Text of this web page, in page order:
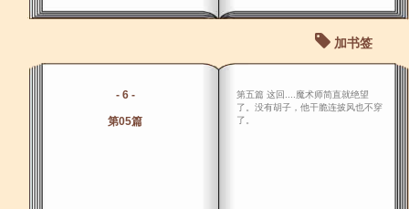
加书签
- 6 -
第05篇
第五篇 这回....魔术师简直就绝望
了。没有胡子，他干脆连披风也不穿
了。